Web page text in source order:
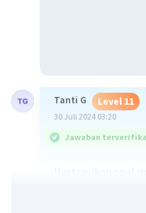
Tanti G Level 11
30 Juli 2024 03:20
Jawaban
berada pada